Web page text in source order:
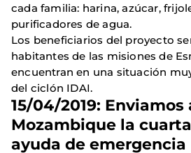
cada familia: harina, azúcar,
purificadores de agua.
Los beneficiarios del proyecto
habitantes de las misiones de
encuentran en una situación
del ciclón IDAI.
15/04/2019: Enviamos
Mozambique la
ayuda de emergencia